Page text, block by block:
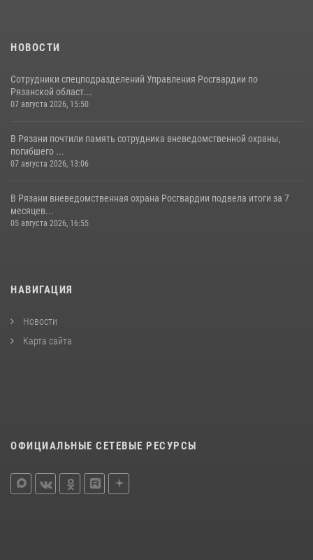
НОВОСТИ
Сотрудники спецподразделений Управления Росгвардии по
Рязанской област...
07 августа 2026, 15:50
В Рязани почтили память сотрудника вневедомственной охраны,
погибшего ...
07 августа 2026, 13:06
В Рязани вневедомственная охрана Росгвардии подвела итоги за 7
месяцев...
05 августа 2026, 16:55
НАВИГАЦИЯ
Новости
Карта сайта
ОФИЦИАЛЬНЫЕ СЕТЕВЫЕ РЕСУРСЫ